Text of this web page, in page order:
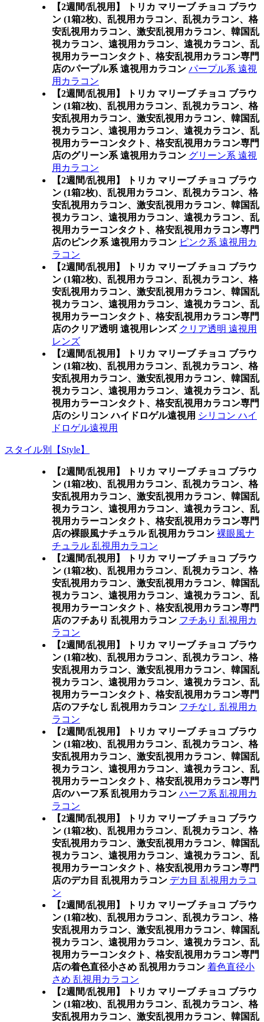
【2週間/乱視用】 トリカ マリーブ チョコ ブラウ
ン (1箱2枚)、乱視用カラコン、乱視カラコン、格
安乱視用カラコン、激安乱視用カラコン、韓国乱
視カラコン、遠視用カラコン、遠視カラコン、乱
視用カラーコンタクト、格安乱視用カラコン専門
店のパープル系 遠視用カラコン パープル系 遠視
用カラコン
【2週間/乱視用】 トリカ マリーブ チョコ ブラウ
ン (1箱2枚)、乱視用カラコン、乱視カラコン、格
安乱視用カラコン、激安乱視用カラコン、韓国乱
視カラコン、遠視用カラコン、遠視カラコン、乱
視用カラーコンタクト、格安乱視用カラコン専門
店のグリーン系 遠視用カラコン グリーン系 遠視
用カラコン
【2週間/乱視用】 トリカ マリーブ チョコ ブラウ
ン (1箱2枚)、乱視用カラコン、乱視カラコン、格
安乱視用カラコン、激安乱視用カラコン、韓国乱
視カラコン、遠視用カラコン、遠視カラコン、乱
視用カラーコンタクト、格安乱視用カラコン専門
店のピンク系 遠視用カラコン ピンク系 遠視用カ
ラコン
【2週間/乱視用】 トリカ マリーブ チョコ ブラウ
ン (1箱2枚)、乱視用カラコン、乱視カラコン、格
安乱視用カラコン、激安乱視用カラコン、韓国乱
視カラコン、遠視用カラコン、遠視カラコン、乱
視用カラーコンタクト、格安乱視用カラコン専門
店のクリア透明 遠視用レンズ クリア透明 遠視用
レンズ
【2週間/乱視用】 トリカ マリーブ チョコ ブラウ
ン (1箱2枚)、乱視用カラコン、乱視カラコン、格
安乱視用カラコン、激安乱視用カラコン、韓国乱
視カラコン、遠視用カラコン、遠視カラコン、乱
視用カラーコンタクト、格安乱視用カラコン専門
店のシリコン ハイドロゲル遠視用 シリコン ハイ
ドロゲル遠視用
スタイル別【Style】
【2週間/乱視用】 トリカ マリーブ チョコ ブラウ
ン (1箱2枚)、乱視用カラコン、乱視カラコン、格
安乱視用カラコン、激安乱視用カラコン、韓国乱
視カラコン、遠視用カラコン、遠視カラコン、乱
視用カラーコンタクト、格安乱視用カラコン専門
店の裸眼風ナチュラル 乱視用カラコン 裸眼風ナ
チュラル 乱視用カラコン
【2週間/乱視用】 トリカ マリーブ チョコ ブラウ
ン (1箱2枚)、乱視用カラコン、乱視カラコン、格
安乱視用カラコン、激安乱視用カラコン、韓国乱
視カラコン、遠視用カラコン、遠視カラコン、乱
視用カラーコンタクト、格安乱視用カラコン専門
店のフチあり 乱視用カラコン フチあり 乱視用カ
ラコン
【2週間/乱視用】 トリカ マリーブ チョコ ブラウ
ン (1箱2枚)、乱視用カラコン、乱視カラコン、格
安乱視用カラコン、激安乱視用カラコン、韓国乱
視カラコン、遠視用カラコン、遠視カラコン、乱
視用カラーコンタクト、格安乱視用カラコン専門
店のフチなし 乱視用カラコン フチなし 乱視用カ
ラコン
【2週間/乱視用】 トリカ マリーブ チョコ ブラウ
ン (1箱2枚)、乱視用カラコン、乱視カラコン、格
安乱視用カラコン、激安乱視用カラコン、韓国乱
視カラコン、遠視用カラコン、遠視カラコン、乱
視用カラーコンタクト、格安乱視用カラコン専門
店のハーフ系 乱視用カラコン ハーフ系 乱視用カ
ラコン
【2週間/乱視用】 トリカ マリーブ チョコ ブラウ
ン (1箱2枚)、乱視用カラコン、乱視カラコン、格
安乱視用カラコン、激安乱視用カラコン、韓国乱
視カラコン、遠視用カラコン、遠視カラコン、乱
視用カラーコンタクト、格安乱視用カラコン専門
店のデカ目 乱視用カラコン デカ目 乱視用カラコ
ン
【2週間/乱視用】 トリカ マリーブ チョコ ブラウ
ン (1箱2枚)、乱視用カラコン、乱視カラコン、格
安乱視用カラコン、激安乱視用カラコン、韓国乱
視カラコン、遠視用カラコン、遠視カラコン、乱
視用カラーコンタクト、格安乱視用カラコン専門
店の着色直径小さめ 乱視用カラコン 着色直径小
さめ 乱視用カラコン
【2週間/乱視用】 トリカ マリーブ チョコ ブラウ
ン (1箱2枚)、乱視用カラコン、乱視カラコン、格
安乱視用カラコン、激安乱視用カラコン、韓国乱